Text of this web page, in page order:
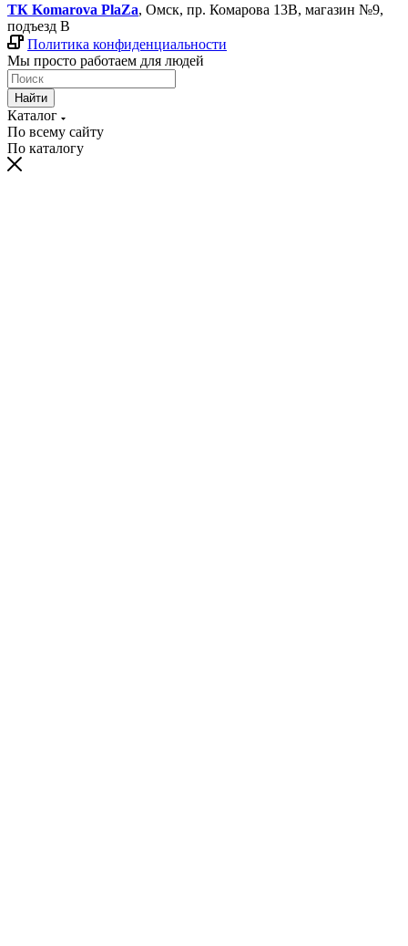
ТК Komarova PlaZa, Омск, пр. Комарова 13В, магазин №9,
подъезд В
Политика конфиденциальности
Мы просто работаем для людей
Найти
Каталог
По всему сайту
По каталогу